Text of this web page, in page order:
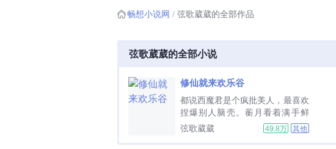
畅想小说网 弦歌葳葳的全部作品
弦歌葳葳的全部小说
修仙就来欢乐谷
都说西魔君是个疯批美人，最喜欢
捏爆别人脑壳。蘅月看着满手鲜
血，yue蘅月打打杀杀不好，咱们
弦歌葳葳 49.8万 其他